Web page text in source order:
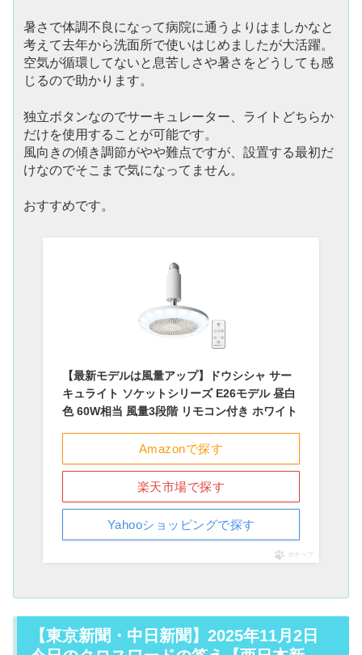
暑さで体調不良になって病院に通うよりはましかなと
考えて去年から洗面所で使いはじめましたが大活躍。
空気が循環してないと息苦しさや暑さをどうしても感
じるので助かります。
独立ボタンなのでサーキュレーター、ライトどちらか
だけを使用することが可能です。
風向きの傾き調節がやや難点ですが、設置する最初だ
けなのでそこまで気になってません。
おすすめです。
【最新モデルは風量アップ】ドウシシャ サー
キュライト ソケットシリーズ E26モデル 昼白
色 60W相当 風量3段階 リモコン付き ホワイト
Amazonで探す
楽天市場で探す
Yahooショッピングで探す
ポチップ
【東京新聞・中日新聞】2025年11月2日